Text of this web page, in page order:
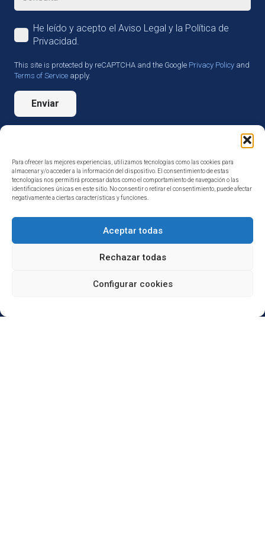
Para ofrecer las mejores experiencias, utilizamos tecnologías como las cookies para
almacenar y/o acceder a la información del dispositivo. El consentimiento de estas
tecnologías nos permitirá procesar datos como el comportamiento de navegación o las
identificaciones únicas en este sitio. No consentir o retirar el consentimiento, puede afectar
negativamente a ciertas características y funciones.
Aceptar todas
Rechazar todas
Configurar cookies
He leído y acepto el Aviso Legal y la Política de
Privacidad.
This site is protected by reCAPTCHA and the Google Privacy Policy and
Terms of Service apply.
Enviar